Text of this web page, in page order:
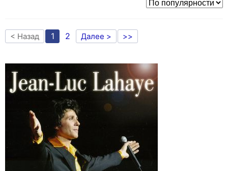
< Назад 1 2 Далее > >>